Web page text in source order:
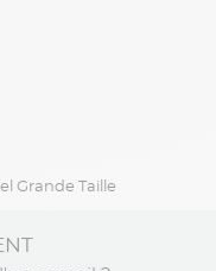
Grande Taille